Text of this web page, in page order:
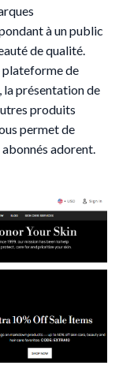
à un public
de qualité.
plateforme de
la présentation de
produits
permet de
adorent.